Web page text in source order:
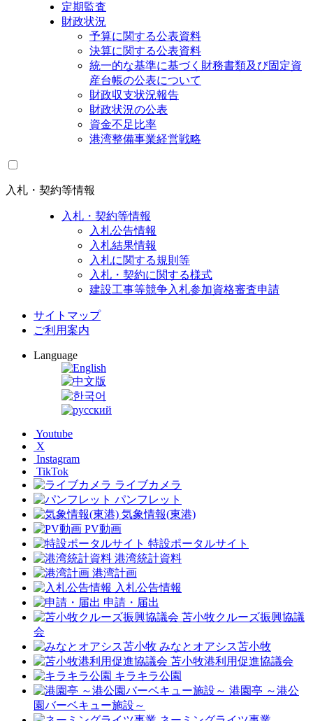
定期監査
財政状況
予算に関する公表資料
決算に関する公表資料
統一的な基準に基づく財務書類及び固定資
産台帳の公表について
財政収支状況報告
財政状況の公表
資金不足比率
港湾整備事業経営戦略
入札・契約等情報
入札・契約等情報
入札公告情報
入札結果情報
入札に関する規則等
入札・契約に関する様式
建設工事等競争入札参加資格審査申請
サイトマップ
ご利用案内
Language
Youtube
X
Instagram
TikTok
ライブカメラ
パンフレット
気象情報(東港)
PV動画
特設ポータルサイト
港湾統計資料
港湾計画
入札公告情報
申請・届出
苫小牧クルーズ振興協議
会
みなとオアシス苫小牧
苫小牧港利用促進協議会
キラキラ公園
港園亭 ～港公
園バーベキュー施設～